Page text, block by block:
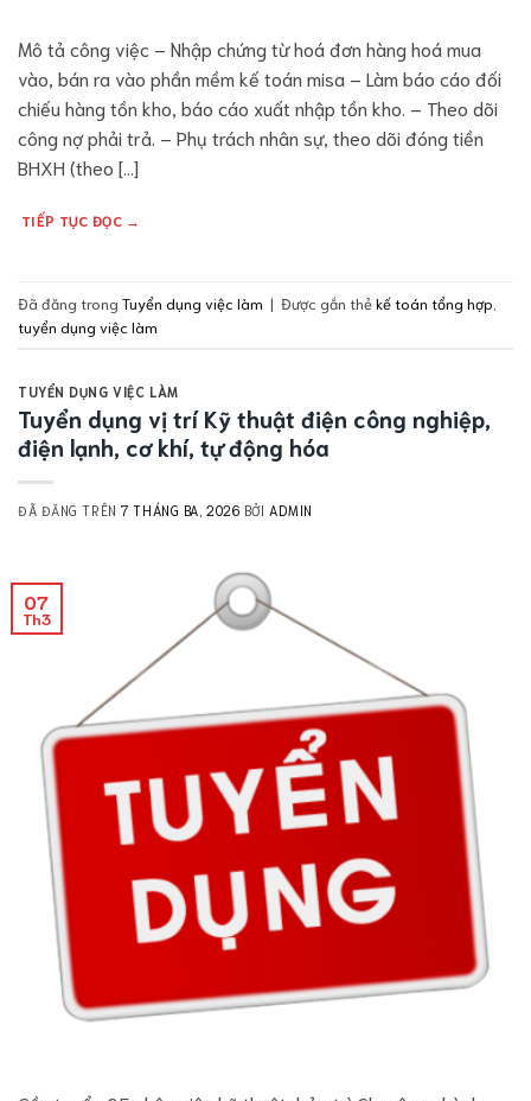
Mô tả công việc – Nhập chứng từ hoá đơn hàng hoá mua
vào, bán ra vào phần mềm kế toán misa – Làm báo cáo đối
chiếu hàng tồn kho, báo cáo xuất nhập tồn kho. – Theo dõi
công nợ phải trả. – Phụ trách nhân sự, theo dõi đóng tiền
BHXH (theo […]
TIẾP TỤC ĐỌC →
Đã đăng trong Tuyển dụng việc làm | Được gắn thẻkế toán tổng hợp
tuyển dụng việc làm
TUYỂN DỤNG VIỆC LÀM
Tuyển dụng vị trí Kỹ thuật điện công nghiệp,
điện lạnh, cơ khí, tự động hóa
ĐÃ ĐĂNG TRÊN7 THÁNG BA, 2026 BỞI ADMIN
07
Th3